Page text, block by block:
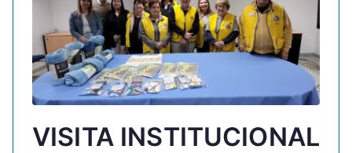
VISITA INSTITUCIONAL